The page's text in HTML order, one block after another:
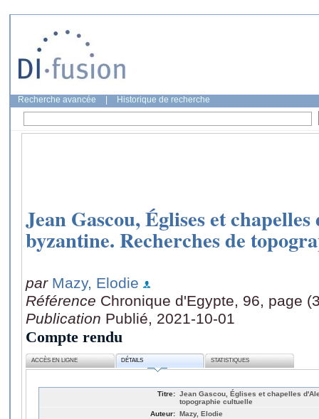
Recherche avancée Historique de recherche
Jean Gascou, Églises et
byzantine. Recherches de
par Mazy, Elodie
Référence Chronique d'Egypte, 96, page
Publication Publié, 2021-10-01
Compte rendu
ACCÈS EN LIGNE DÉTAILS STATISTIQUES
Titre: Jean Gascou, Églises et chapelles
topographie cultuelle
Auteur: Mazy, Elodie